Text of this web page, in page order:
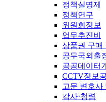
정책실명제
정책연구
위원회정보
업무추진비
상품권 구매
공무국외출
공공데이터
CCTV정보
고문 변호사
감사·청렴